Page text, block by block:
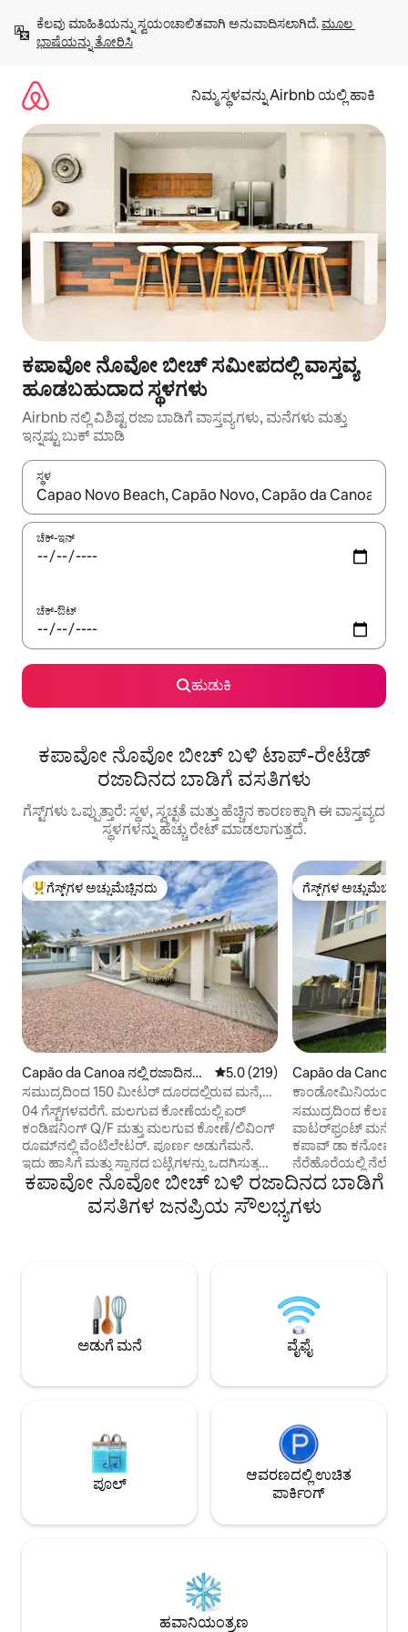
ಹೋಗಿ
ಕೆಲವು ಮಾಹಿತಿಯನ್ನು ಸ್ವಯಂಚಾಲಿತವಾಗಿ ಅನುವಾದಿಸಲಾಗಿದೆ. ಮೂಲ
ಭಾಷೆಯನ್ನು ತೋರಿಸಿ
ನಿಮ್ಮ ಸ್ಥಳವನ್ನು Airbnb ಯಲ್ಲಿ ಹಾಕಿ
ಕಪಾವೋ ನೊವೋ ಬೀಚ್ ಸಮೀಪದಲ್ಲಿ ವಾಸ್ತವ್ಯ
ಹೂಡಬಹುದಾದ ಸ್ಥಳಗಳು
Airbnb ನಲ್ಲಿ ವಿಶಿಷ್ಟ ರಜಾ ಬಾಡಿಗೆ ವಾಸ್ತವ್ಯಗಳು, ಮನೆಗಳು ಮತ್ತು
ಇನ್ನಷ್ಟು ಬುಕ್ ಮಾಡಿ
ಸ್ಥಳ
ಫಲಿತಾಂಶಗಳು ಲಭ್ಯವಿರುವಾಗ, ಅಪ್ ಮತ್ತು ಡೌನ್ ಬಾಣದ ಕೀಲಿಗಳೊಂದಿಗೆ
ಚೆಕ್-ಇನ್
ಚೆಕ್-ಔಟ್
ಹುಡುಕಿ
ಕಪಾವೋ ನೊವೋ ಬೀಚ್ ಬಳಿ ಟಾಪ್-ರೇಟೆಡ್
ರಜಾದಿನದ ಬಾಡಿಗೆ ವಸತಿಗಳು
ಗೆಸ್ಟ್‌ಗಳು ಒಪ್ಪುತ್ತಾರೆ: ಸ್ಥಳ, ಸ್ವಚ್ಛತೆ ಮತ್ತು ಹೆಚ್ಚಿನ ಕಾರಣಕ್ಕಾಗಿ ಈ ವಾಸ್ತವ್ಯದ
ಸ್ಥಳಗಳನ್ನು ಹೆಚ್ಚು ರೇಟ್ ಮಾಡಲಾಗುತ್ತದೆ.
ಗೆಸ್ಟ್‌ಗಳಿಗೆ ಅತಿ ಹೆಚ್ಚು ಅಚ್ಚುಮೆಚ್ಚಿನದು
ಗೆಸ್ಟ್‌ಗಳ ಅಚ್ಚುಮೆಚ್ಚಿನದು
Capão da Canoa ನಲ್ಲಿ ರಜಾದಿನದ
ಮನೆ
5 ರಲ್ಲಿ 5.0 ಸರಾಸರಿ ರೇಟಿಂಗ್, 219
5.0 (219)
ಸಮುದ್ರದಿಂದ 150 ಮೀಟರ್ ದೂರದಲ್ಲಿರುವ ಮನೆ,
ಒಳಾಂಗಣ, ಸ್ಪ್ಲಿಟ್ ಹವಾನಿಯಂತ್ರಣ, ವೈ-ಫೈ.
04 ಗೆಸ್ಟ್‌ಗಳವರೆಗೆ. ಮಲಗುವ ಕೋಣೆಯಲ್ಲಿ ಏರ್
ಕಂಡಿಷನಿಂಗ್ Q/F ಮತ್ತು ಮಲಗುವ ಕೋಣೆ/ಲಿವಿಂಗ್
ರೂಮ್‌ನಲ್ಲಿ ವೆಂಟಿಲೇಟರ್. ಪೂರ್ಣ ಅಡುಗೆಮನೆ.
ಇದು ಹಾಸಿಗೆ ಮತ್ತು ಸ್ನಾನದ ಬಟ್ಟೆಗಳನ್ನು ಒದಗಿಸುತ್ತದೆ.
ಗ್ರ್ಯಾಬ್ ಬಾರ್‌ಗಳನ್ನು ಹೊಂದಿರುವ ಬಾತ್‌ರೂಮ್.
ಪಾರ್ಕಿಂಗ್ ಪ್ರದೇಶ. ಸೂಪರ್‌ಮಾರ್ಕೆಟ್ ಮತ್ತು
ಫಾರ್ಮಸಿಗೆ ಹತ್ತಿರ. ಇದು ಕಪಾವೊ ಮಧ್ಯಭಾಗದಿಂದ
ಮಾತ್ರ ಭೇಟಿ ನೀಡಬಹುದು. ನಾವು ಪ್ರಾಪರ್ಟಿಯಲ್ಲಿ
ಪಾರ್ಟಿಗಳು ಅಥವಾ ಈವೆಂಟ್‌ಗಳನ್ನು
ಅನುಮತಿಸುವುದಿಲ್ಲ. ನಿಯಮಗಳು: ಪ್ರಾಪರ್ಟಿಯ
ಒಳಗೆ ಧೂಮಪಾನವಿಲ್ಲ. ಟೌನ್‌ಶಿಪ್ ಶಾಂತ
ಗೆಸ್ಟ್‌ಗಳ
ಗೆಸ್ಟ್‌ಗಳ
Capão da Canoa
ಕಾಂಡೋಮಿನಿಯಂ‌ನಲ್ಲಿ
ಸಮುದ್ರದಿಂದ ಕೆಲವೇ
ವಾಟರ್‌ಫ್ರಂಟ್ ಮನೆ – ರಿಯೊ ಗ್ರಾಂಡೆ ಡೊ ಸುಲ್‌ನ
ಕಪಾವ್‌ ಡಾ
ನೆರೆಹೊರೆಯಲ್ಲಿ
ನಿವಾಸವು ರಿಯೊ
ಅತ್ಯಂತ ಅಭಿವೃದ್ಧಿ
ಒಂದರಲ್ಲಿ ಆರಾಮ,
ವಿಶಾಲವಾದ ಮತ್ತು
ಲಿವಿಂಗ್ ರೂಮ್ * ಪೂರ್ಣ ಅಡುಗೆಮನೆ * ಬಾರ್ಬೆಕ್ಯೂ
* ಸಿಂಕ್, ವಾಷರ್
ಲಾಂಡ್ರಿ ರೂಮ್ *
ಕಪಾವೋ ನೊವೋ ಬೀಚ್ ಬಳಿ ರಜಾದಿನದ ಬಾಡಿಗೆ
ವಸತಿಗಳ ಜನಪ್ರಿಯ ಸೌಲಭ್ಯಗಳು
ಅಡುಗೆ ಮನೆ ವೈಫೈ
ಪೂಲ್
ಆವರಣದಲ್ಲಿ ಉಚಿತ
ಪಾರ್ಕಿಂಗ್
ಹವಾನಿಯಂತ್ರಣ